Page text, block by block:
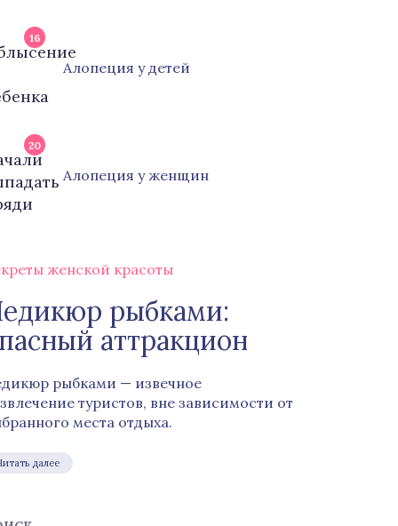
16
Алопеция у детей
20
Алопеция у женщин
женской красоты
рыбками:
аттракцион
рыбками — извечное
туристов, вне зависимости от
места отдыха.
далее